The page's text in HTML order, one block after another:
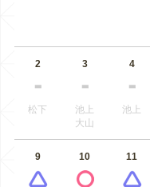
2
松下
3
池上
大山
4
池上
9 10 11